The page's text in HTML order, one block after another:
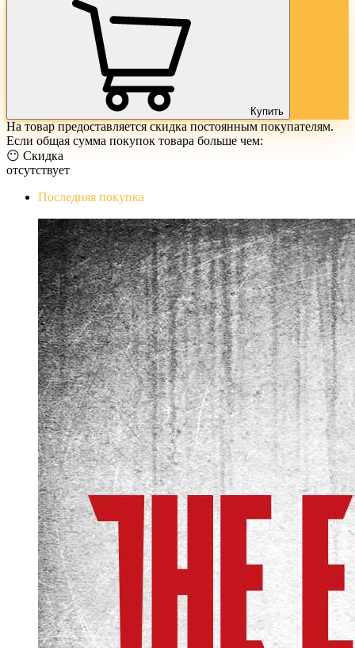
Купить
На товар предоставляется скидка постоянным покупателям.
Если общая сумма покупок товара больше чем:
😶 Скидка
отсутствует
Последняя покупка